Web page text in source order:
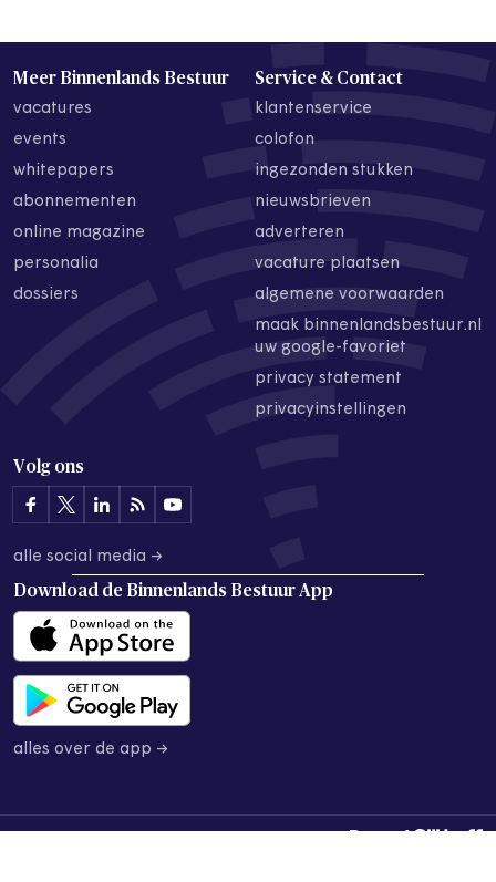
Meer Binnenlands Bestuur
vacatures
events
whitepapers
abonnementen
online magazine
personalia
dossiers
Service & Contact
klantenservice
colofon
ingezonden stukken
nieuwsbrieven
adverteren
vacature plaatsen
algemene voorwaarden
maak binnenlandsbestuur.nl
uw google-favoriet
privacy statement
privacyinstellingen
Volg ons
alle social media →
Download de Binnenlands Bestuur App
alles over de app →